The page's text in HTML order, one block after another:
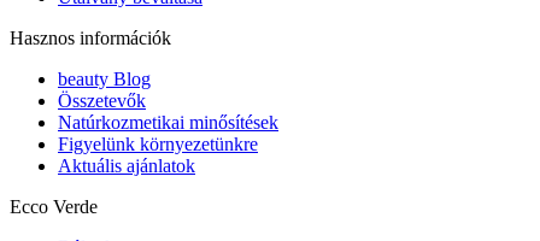
Hasznos információk
beauty Blog
Összetevők
Natúrkozmetikai minősítések
Figyelünk környezetünkre
Aktuális ajánlatok
Ecco Verde